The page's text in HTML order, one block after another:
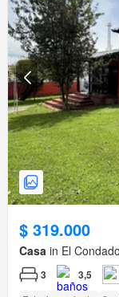
$ 319.000
Casa in El
3 3,5